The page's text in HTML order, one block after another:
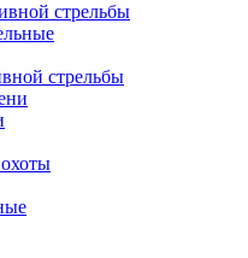
стрельбы
стрельбы